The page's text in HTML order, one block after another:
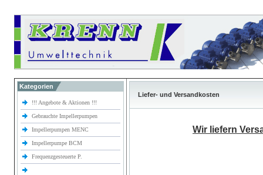
Kategorien
!!! Angebote & Aktionen !!!
Gebrauchte Impellerpumpen
Impellerpumpen MENC
Impellerpumpe BCM
Frequenzgesteuerte P.
Liefer- und Versandkosten
Wir liefern